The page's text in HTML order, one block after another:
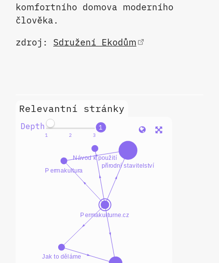
komfortního domova moderního
člověka.
zdroj: Sdružení Ekodům
Relevantní stránky
Depth 1